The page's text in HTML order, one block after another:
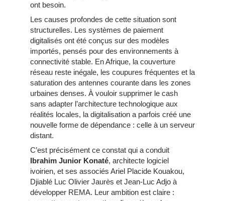
ont besoin.
Les causes profondes de cette situation sont
structurelles. Les systèmes de paiement
digitalisés ont été conçus sur des modèles
importés, pensés pour des environnements à
connectivité stable. En Afrique, la couverture
réseau reste inégale, les coupures fréquentes et la
saturation des antennes courante dans les zones
urbaines denses. À vouloir supprimer le cash
sans adapter l’architecture technologique aux
réalités locales, la digitalisation a parfois créé une
nouvelle forme de dépendance : celle à un serveur
distant.
C’est précisément ce constat qui a conduit
Ibrahim Junior Konaté, architecte logiciel
ivoirien, et ses associés Ariel Placide Kouakou,
Djiablé Luc Olivier Jaurès et Jean-Luc Adjo à
développer REMA. Leur ambition est claire :